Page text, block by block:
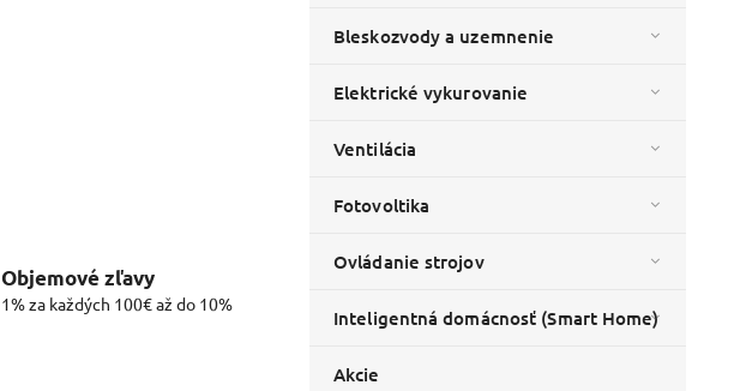
Bleskozvody a uzemnenie
Elektrické vykurovanie
Ventilácia
Fotovoltika
Ovládanie strojov
Inteligentná domácnosť (Smart Home)
Akcie
Objemové zľavy
1% za každých 100€ až do 10%